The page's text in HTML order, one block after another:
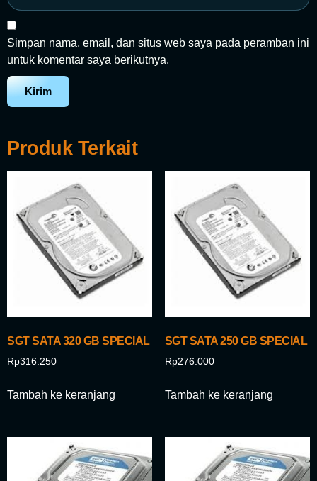
Simpan nama, email, dan situs web saya pada peramban ini
untuk komentar saya berikutnya.
Produk Terkait
SGT SATA 320 GB SPECIAL
Rp316.250
Tambah ke keranjang
SGT SATA 250 GB SPECIAL
Rp276.000
Tambah ke keranjang